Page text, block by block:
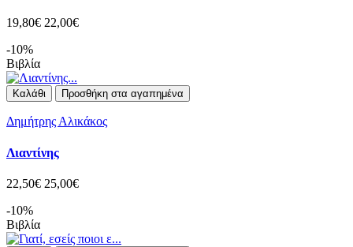
19,80€ 22,00€
-10%
Βιβλία
Καλάθι Προσθήκη στα αγαπημένα
Δημήτρης Αλικάκος
Λιαντίνης
22,50€ 25,00€
-10%
Βιβλία